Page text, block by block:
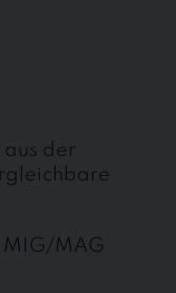
der
MIG/MAG